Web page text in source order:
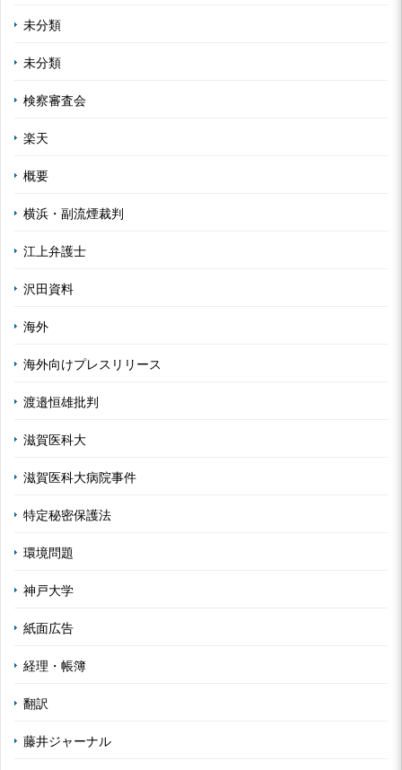
未分類
未分類
検察審査会
楽天
概要
横浜・副流煙裁判
江上弁護士
沢田資料
海外
海外向けプレスリリース
渡邉恒雄批判
滋賀医科大
滋賀医科大病院事件
特定秘密保護法
環境問題
神戸大学
紙面広告
経理・帳簿
翻訳
藤井ジャーナル